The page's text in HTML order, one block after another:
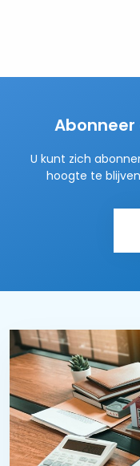
Abonneer
U kunt zich
hoogte te